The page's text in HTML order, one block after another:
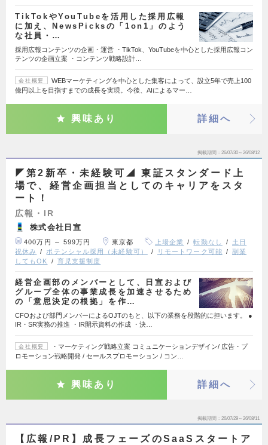
TikTokやYouTubeを活用した採用広報
に加え、NewsPicksの「1on1」のよう
な社員・…
採用広報コンテンツの企画・運営 ・TikTok、YouTubeを中心とした採用広報コン
テンツの企画立案 ・コンテンツ戦略設計…
会社概要
WEBマーケティングを中心とした集客によって、設立5年で売上100
億円以上を目指すまでの成長を実現。今後、AIによるマー…
興味あり 詳細へ
掲載期間 26/07/30～26/08/12
◤第2新卒・未経験可◢ 東証スタンダード上
場で、経営企画担当としてのキャリアをスタ
ート！
広報・IR
株式会社日宣
400万円 ～ 599万円 東京都 上場企業 転勤なし
土日
祝休み
ポテンシャル採用（未経験可） リモートワーク可能
副業
してもOK
育児支援制度
経営企画部のメンバーとして、日宣および
グループ全体の事業成長を加速させるため
の「意思決定の根拠」を作…
CFOおよび部門メンバーによるOJTのもと、以下の業務を段階的に担います。 ●
IR・SR実務の推進 ・IR開示資料の作成 ・決…
会社概要
・マーケティング戦略立案 コミュニケーションデザイン/ 広告・プ
ロモーション戦略開発 / セールスプロモーション / コン…
興味あり 詳細へ
掲載期間 26/07/29～26/08/11
【広報/PR】成長フェーズのSaaSスタートア